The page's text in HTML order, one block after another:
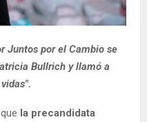
Juntos por el Cambio se
Bullrich y llamó a
la precandidata